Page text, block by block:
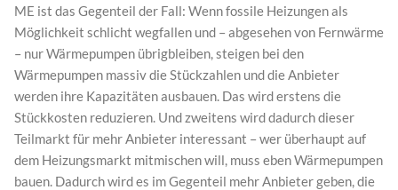
ME ist das Gegenteil der Fall: Wenn fossile Heizungen als
Möglichkeit schlicht wegfallen und – abgesehen von Fernwärme
– nur Wärmepumpen übrigbleiben, steigen bei den
Wärmepumpen massiv die Stückzahlen und die Anbieter
werden ihre Kapazitäten ausbauen. Das wird erstens die
Stückkosten reduzieren. Und zweitens wird dadurch dieser
Teilmarkt für mehr Anbieter interessant – wer überhaupt auf
dem Heizungsmarkt mitmischen will, muss eben Wärmepumpen
bauen. Dadurch wird es im Gegenteil mehr Anbieter geben, die